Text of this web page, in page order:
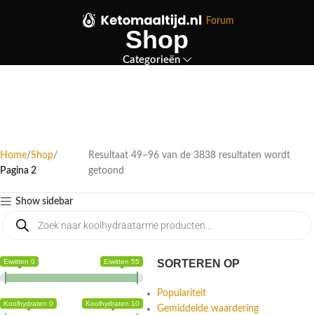
Forum
Shop
Categorieën
Home Shop
Pagina 2
Resultaat 49–96 van de 3838 resultaten wordt
getoond
Show sidebar
Eiwitten 0 Eiwitten 55
Koolhydraten 0 Koolhydraten 10
SORTEREN OP
Populariteit
Gemiddelde waardering